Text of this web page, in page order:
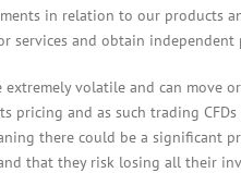
in relation to our products
services and obtain independent
extremely volatile and can
pricing and as such trading
there could be a significant
that they risk losing all their